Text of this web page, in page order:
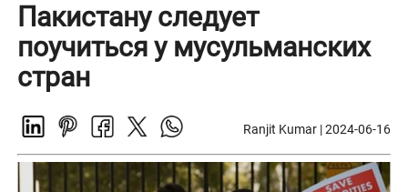
Пакистану следует
поучиться у мусульманских
стран
Ranjit Kumar|2024-06-16